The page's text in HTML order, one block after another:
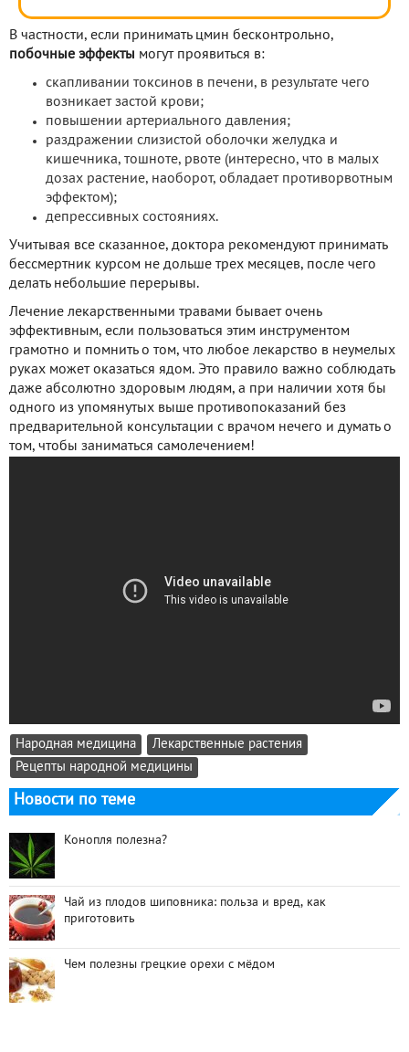
В частности, если принимать цмин бесконтрольно,
побочные эффекты могут проявиться в:
скапливании токсинов в печени, в результате чего
возникает застой крови;
повышении артериального давления;
раздражении слизистой оболочки желудка и
кишечника, тошноте, рвоте (интересно, что в малых
дозах растение, наоборот, обладает противорвотным
эффектом);
депрессивных состояниях.
Учитывая все сказанное, доктора рекомендуют принимать
бессмертник курсом не дольше трех месяцев, после чего
делать небольшие перерывы.
Лечение лекарственными травами бывает очень
эффективным, если пользоваться этим инструментом
грамотно и помнить о том, что любое лекарство в неумелых
руках может оказаться ядом. Это правило важно соблюдать
даже абсолютно здоровым людям, а при наличии хотя бы
одного из упомянутых выше противопоказаний без
предварительной консультации с врачом нечего и думать о
том, чтобы заниматься самолечением!
Народная медицина
Лекарственные растения
Рецепты народной медицины
Новости по теме
Конопля полезна?
Чай из плодов шиповника: польза и вред, как
приготовить
Чем полезны грецкие орехи с мёдом